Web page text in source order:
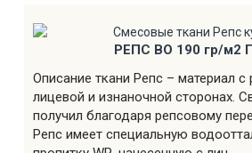
РЕПС ВО 190 гр/м2
Описание ткани Репс – материал с
лицевой и изнаночной сторонах.
получил благодаря репсовому
Репс имеет специальную